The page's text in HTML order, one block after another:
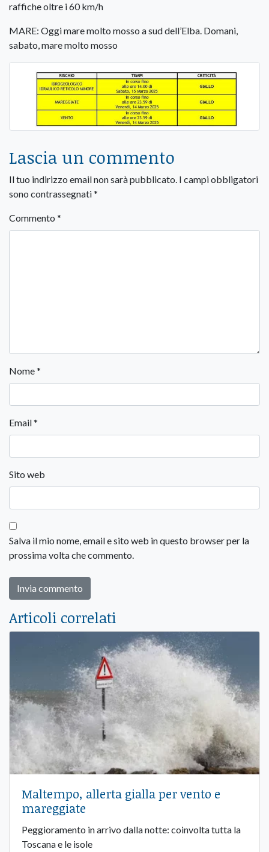
raffiche oltre i 60 km/h
MARE: Oggi mare molto mosso a sud dell’Elba. Domani,
sabato, mare molto mosso
Lascia un commento
Il tuo indirizzo email non sarà pubblicato. I campi obbligatori
sono contrassegnati*
Commento *
Nome*
Email*
Sito web
Salva il mio nome, email e sito web in questo browser per la
prossima volta che commento.
Articoli correlati
Maltempo, allerta gialla per vento e
mareggiate
Peggioramento in arrivo dalla notte: coinvolta tutta la
Toscana e le isole